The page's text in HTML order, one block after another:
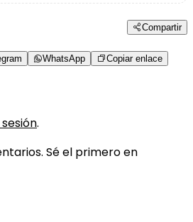
Compartir
WhatsApp Copiar enlace
.
Sé el primero en